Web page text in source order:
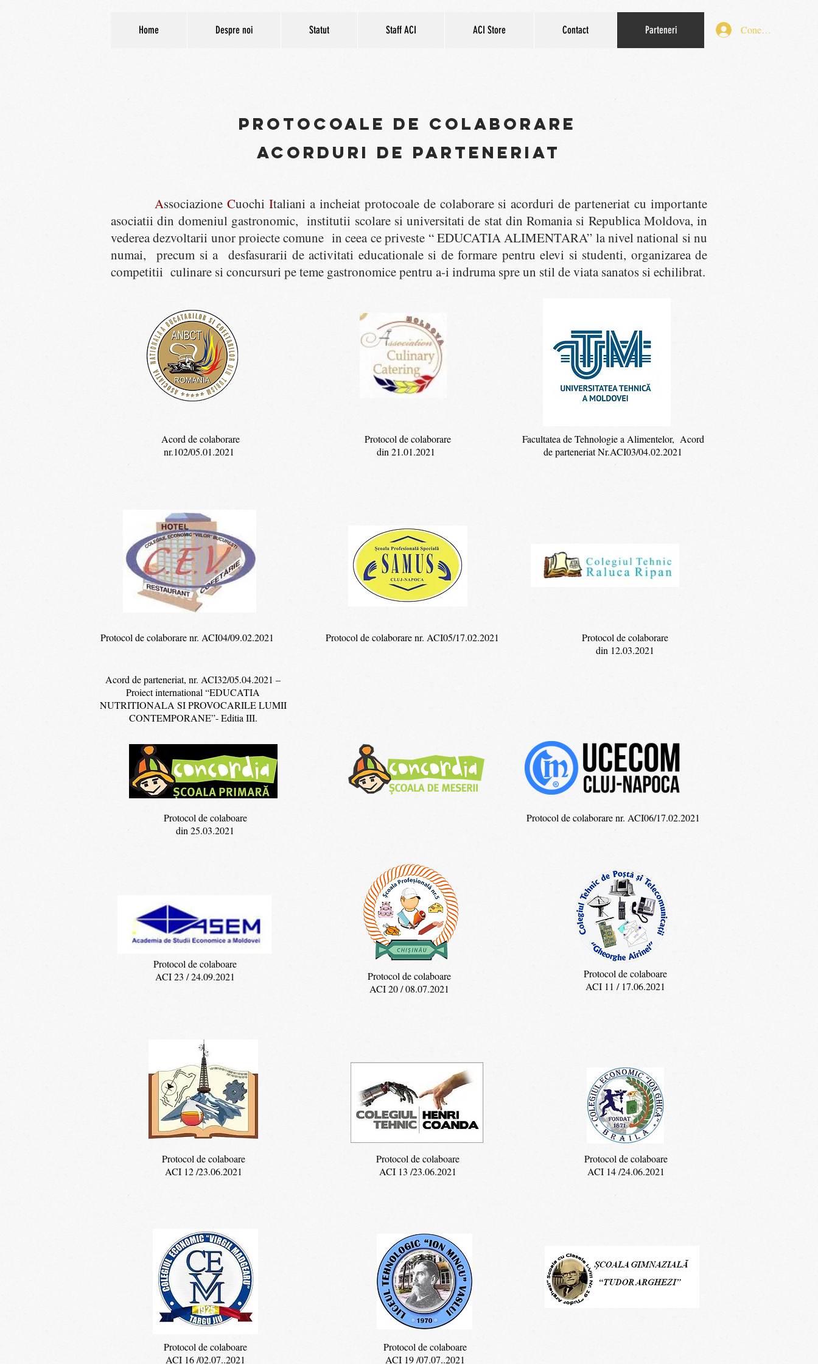
Home Despre noi Statut Staff ACI ACI Store Contact Parteneri Conectează-te
PROTOCOALE DE COLABORARE
ACORDURI DE PARTENERIAT
AssociazioneCuochiItaliani a incheiat protocoale de colaborare si acorduri de parteneriat cu importante
asociatii din domeniul gastronomic, institutii scolare si universitati de stat din Romania si Republica Moldova, in
vederea dezvoltarii unor proiecte comune in ceea ce priveste “ EDUCATIA ALIMENTARA” la nivel national si nu
numai, precum si a desfasurarii de activitati educationale si de formare pentru elevi si studenti, organizarea de
competitii culinare si concursuri pe teme gastronomice pentru a-i indruma spre un stil de viata sanatos si echilibrat.
Acord de colaborare
nr.102/05.01.2021
Protocol de colaborare
din 21.01.2021
Facultatea de Tehnologie a Alimentelor, Acord
de parteneriat Nr.ACI03/04.02.2021
Protocol de colaborare nr. ACI04/09.02.2021 Protocol de colaborare nr. ACI05/17.02.2021
Protocol de colaborare
din 12.03.2021
Acord de parteneriat, nr. ACI32/05.04.2021 –
Proiect international “EDUCATIA
NUTRITIONALA SI PROVOCARILE LUMII
CONTEMPORANE”- Editia III.
Protocol de colaboare
din 25.03.2021
Protocol de colaborare nr. ACI06/17.02.2021
Protocol de colaboare
ACI 23 / 24.09.2021
Protocol de colaboare
ACI 12 /23.06.2021
Protocol de colaboare
ACI 20 / 08.07.2021
Protocol de colaboare
ACI 13 /23.06.2021
Protocol de colaboare
ACI 11 / 17.06.2021
Protocol de colaboare
ACI 14 /24.06.2021
Protocol de colaboare
ACI 16 /02.07..2021
Protocol de colaboare
ACI 19 /07.07..2021